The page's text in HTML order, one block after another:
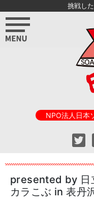
挑戦し
NPO法人日本
presented by 日
カラこぶ in 表丹